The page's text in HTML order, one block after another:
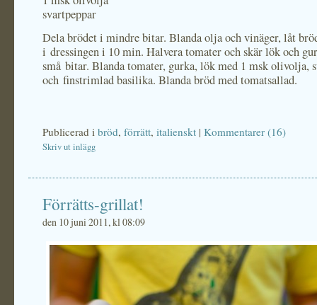
svartpeppar
Dela brödet i mindre bitar. Blanda olja och vinäger, låt
i dressingen i 10 min. Halvera tomater och skär lök och
små bitar. Blanda tomater, gurka, lök med 1 msk olivolja,
och finstrimlad basilika. Blanda bröd med tomatsallad.
Publicerad i bröd, förrätt, italienskt | Kommentarer (16)
Skriv ut inlägg
Förrätts-grillat!
den 10 juni 2011, kl 08:09